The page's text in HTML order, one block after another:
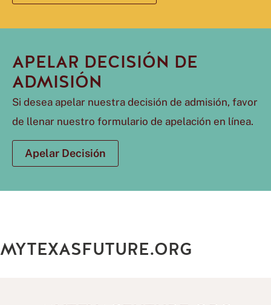
APELAR DECISIÓN DE
ADMISIÓN
Si desea apelar nuestra decisión de admisión, favor
de llenar nuestro formulario de apelación en línea.
Apelar Decisión
MYTEXASFUTURE.ORG